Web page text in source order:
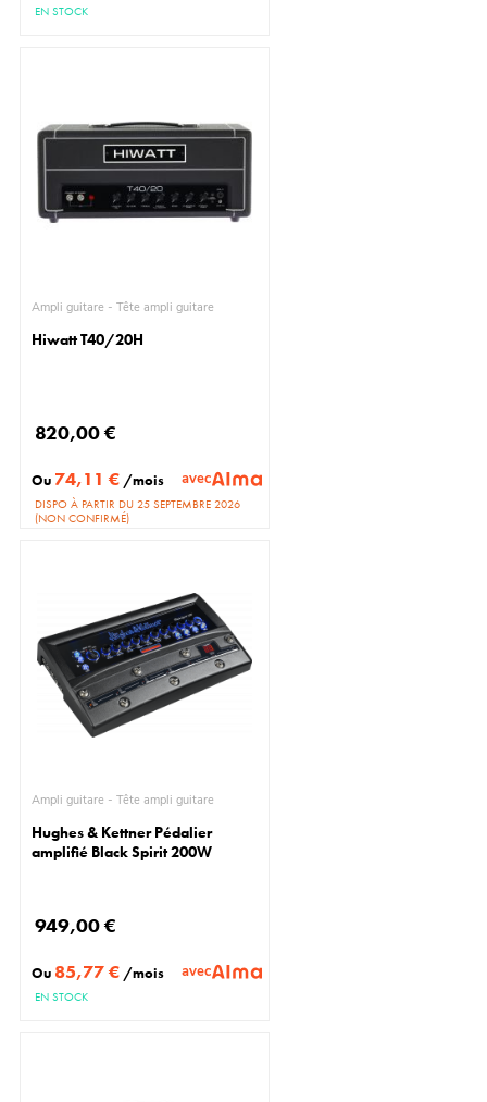
EN STOCK
Ampli guitare - Tête ampli guitare
Hiwatt T40/20H
820,00 €
Ou 74,11 € /mois avec
DISPO À PARTIR DU 25 SEPTEMBRE 2026
(NON CONFIRMÉ)
Ampli guitare - Tête ampli guitare
Hughes & Kettner Pédalier
amplifié Black Spirit 200W
949,00 €
Ou 85,77 € /mois avec
EN STOCK